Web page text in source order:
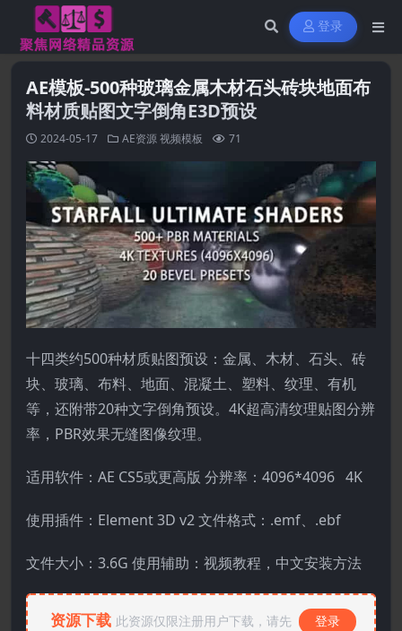
登录
AE模板-500种玻璃金属木材石头砖块地面布
料材质贴图文字倒角E3D预设
2024-05-17 AE资源视频模板 71
十四类约500种材质贴图预设：金属、木材、石头、砖
块、玻璃、布料、地面、混凝土、塑料、纹理、有机
等，还附带20种文字倒角预设。4K超高清纹理贴图分辨
率，PBR效果无缝图像纹理。
适用软件：AE CS5或更高版 分辨率：4096*4096 4K
使用插件：Element 3D v2 文件格式：.emf、.ebf
文件大小：3.6G 使用辅助：视频教程，中文安装方法
资源下载 此资源仅限注册用户下载，请先 登录